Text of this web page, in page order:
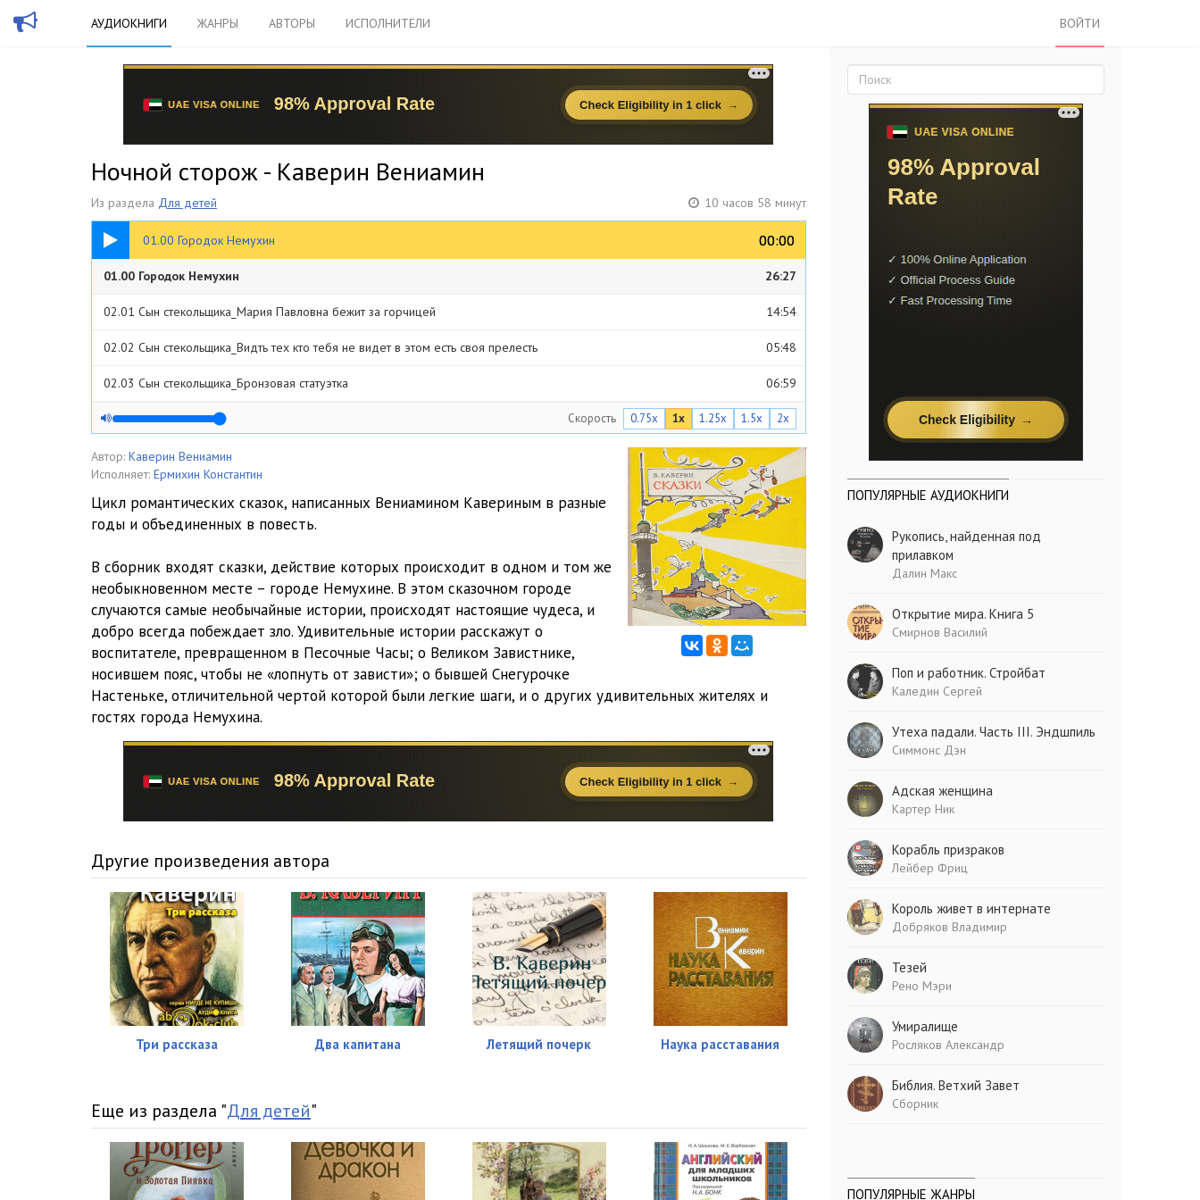
АУДИОКНИГИ ЖАНРЫ АВТОРЫ ИСПОЛНИТЕЛИ ВОЙТИ
Ночной сторож - Каверин Вениамин
Из раздела Для детей 10 часов 58 минут
01.00 Городок Немухин 00:00
00:00
26:27
01.00 Городок Немухин 26:27
02.01 Сын стекольщика_Мария Павловна бежит за горчицей 14:54
02.02 Сын стекольщика_Видть тех кто тебя не видет в этом есть своя прелесть 05:48
02.03 Сын стекольщика_Бронзовая статуэтка 06:59
02.04 Сын стекольщика_Странствующий рыцарь 03:46
02.05 Сын стекольщика_Госпожа Ольоль вы опять похорошели 03:28
07:57
02.07 Сын стекольщика_На берегу Ропотамо
02.08 Сын стекольщика_Мы должны остаться вдвоём я и твоя мама
02.09 Сын стекольщика_Зеркало души 04:18
02.10 Сын стекольщика_Мария Павловна покупает горчицу
02.11 Сын стекольщика_Корочка хрустит
02.12 Сын стекольщика_Слепой дождь 05:07
03.00 Обсуждаем первую сказку и находим вторую 09:51
04.01 Немухинские музыканты_Радуга в гостях
04.04 Немухинские музыканты_Где же музыканты 03:10
04.05 Немухинские музыканты_Разноцветный оркестр 04:01
04.06 Немухинские музыканты_В кустах бузины 05:31
04.07 Немухинские музыканты_Как бы мне её подцепить 06:14
04.08 Немухинские музыканты_Плачут ли феи 05:06
04.11 Немухинские музыканты_Иван Гильдебранд 07:05
04.12 Немухинские музыканты_Так и должно быть 04:14
Скорость 0.75x 1x 1.25x 1.5x 2x
Автор: Каверин Вениамин
Исполняет: Ермихин Константин
Цикл романтических сказок, написанных Вениамином Кавериным в разные
годы и объединенных в повесть.
В сборник входят сказки, действие которых происходит в одном и том же
необыкновенном месте – городе Немухине. В этом сказочном городе
случаются самые необычайные истории, происходят настоящие чудеса, и
добро всегда побеждает зло. Удивительные истории расскажут о
воспитателе, превращенном в Песочные Часы; о Великом Завистнике,
носившем пояс, чтобы не «лопнуть от зависти»; о бывшей Снегурочке
Настеньке, отличительной чертой которой были легкие шаги, и о других удивительных жителях и
гостях города Немухина.
Другие произведения автора
Три рассказа Два капитана Летящий почерк Наука расставания
Еще из раздела "Для детей"
ПОПУЛЯРНЫЕ АУДИОКНИГИ
Рукопись, найденная под
прилавком
Далин Макс
Открытие мира. Книга 5
Смирнов Василий
Поп и работник. Стройбат
Каледин Сергей
Утеха падали. Часть III. Эндшпиль
Симмонс Дэн
Адская женщина
Картер Ник
Корабль призраков
Лейбер Фриц
Король живет в интернате
Добряков Владимир
Тезей
Рено Мэри
Умиралище
Росляков Александр
Библия. Ветхий Завет
Сборник
ПОПУЛЯРНЫЕ ЖАНРЫ